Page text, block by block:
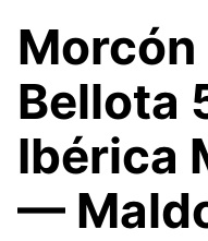
Bellota
Ibérica
—